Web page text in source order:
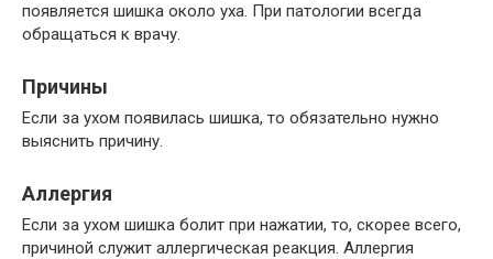
появляется шишка около уха. При патологии всегда
обращаться к врачу.
Причины
Если за ухом появилась шишка, то обязательно нужно
выяснить причину.
Аллергия
Если за ухом шишка болит при нажатии, то, скорее всего,
причиной служит аллергическая реакция. Аллергия